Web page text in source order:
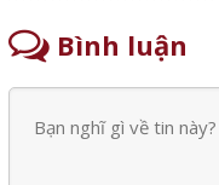
Bình luận